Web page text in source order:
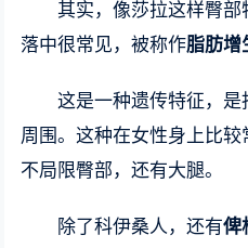
其实，像莎拉这样臀
落中很常见，被称作脂肪增
这是一种遗传特征，是
周围。这种在女性身上比
不局限臀部，还有大腿。
除了科伊桑人，还有俾